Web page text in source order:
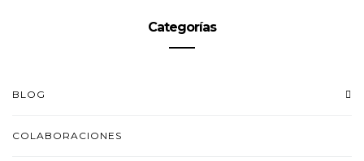
Categorías
BLOG
COLABORACIONES